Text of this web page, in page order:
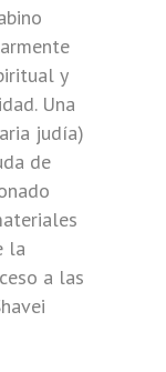
y
Una
judía)
de
la
a las